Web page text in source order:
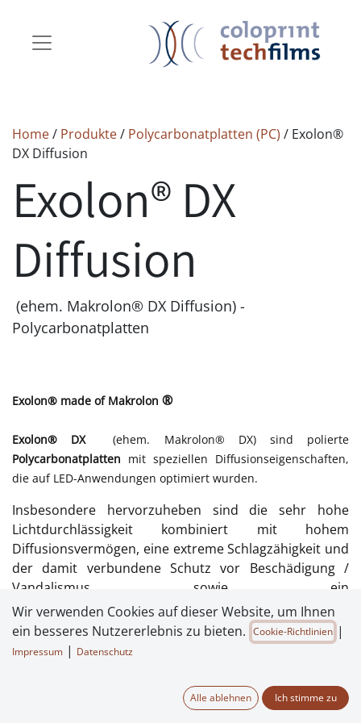
Home/ Produkte/ Polycarbonatplatten (PC) / Exolon®
DX Diffusion
Exolon® DX
Diffusion
(ehem. Makrolon® DX Diffusion) -
Polycarbonatplatten
Exolon® made of Makrolon ®
Exolon® DX
(ehem. Makrolon® DX) sind polierte
Polycarbonatplatten mit speziellen Diffusionseigenschaften,
die auf LED-Anwendungen optimiert wurden.
Insbesondere hervorzuheben sind die sehr hohe
Lichtdurchlässigkeit kombiniert mit hohem
Diffusionsvermögen, eine extreme Schlagzähigkeit und
der damit verbundene Schutz vor Beschädigung /
Vandalismus sowie ein
Temperaturbeständigkeitsbereich von -100°C bis
+120°C. Daher kann sie hervorragend in LED-basierter
Beschilderung und bei Stadtmöbeln eingesetzt werden.
ergänzt unser bereits bestehendes
Wir verwenden Cookies auf dieser Website, um Ihnen
ein besseres Nutzererlebnis zu bieten. Cookie-Richtlinien |
Impressum | Datenschutz
Alle ablehnen Ich stimme zu